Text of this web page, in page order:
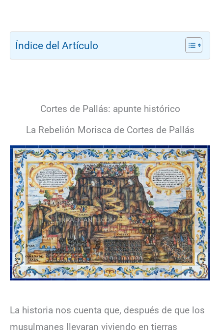
Índice del Artículo
Cortes de Pallás: apunte histórico
La Rebelión Morisca de Cortes de Pallás
La historia nos cuenta que, después de que los
musulmanes llevaran viviendo en tierras